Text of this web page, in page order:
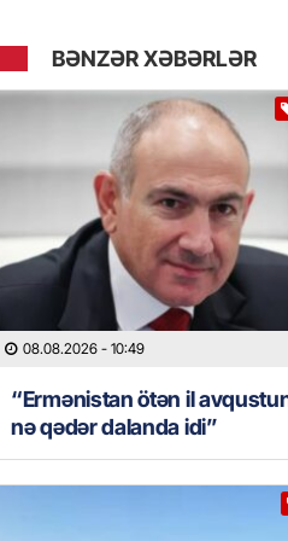
BƏNZƏR XƏBƏRLƏR
08.08.2026 - 10:49
“Ermənistan ötən il
nə qədər dalanda idi”